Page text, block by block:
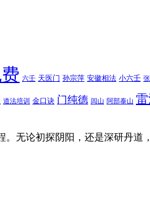
六壬 天医门 孙宗萍 安徽相法 小六壬
道法培训 金口诀 门纯德 闾山 阿部泰山
无论初探阴阳，还是深研丹